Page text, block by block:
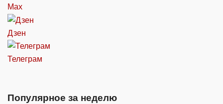
Max
Дзен
Телеграм
Популярное за неделю